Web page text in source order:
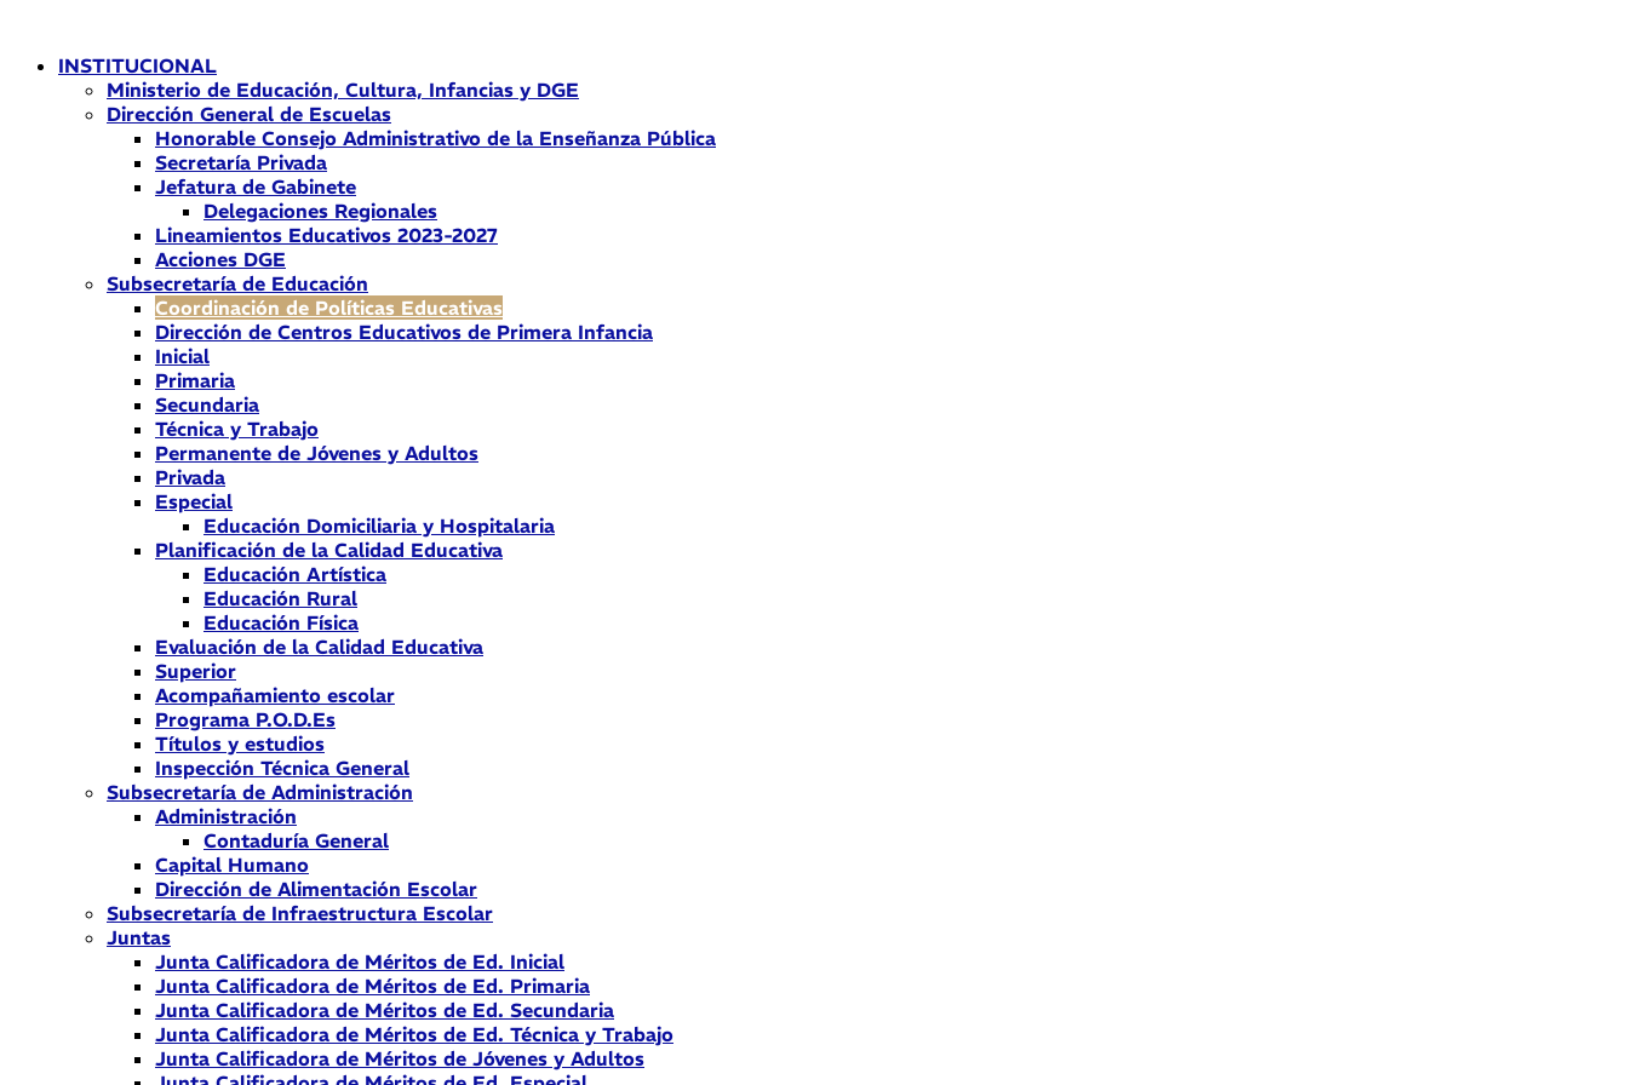
contenidoINSTITUCIONAL
Ministerio de Educación, Cultura, Infancias y DGE
Dirección General de Escuelas
Honorable Consejo Administrativo de la Enseñanza Pública
Secretaría Privada
Jefatura de Gabinete
Delegaciones Regionales
Lineamientos Educativos 2023-2027
Acciones DGE
Subsecretaría de Educación
Coordinación de Políticas Educativas
Dirección de Centros Educativos de Primera Infancia
Inicial
Primaria
Secundaria
Técnica y Trabajo
Permanente de Jóvenes y Adultos
Privada
Especial
Educación Domiciliaria y Hospitalaria
Planificación de la Calidad Educativa
Educación Artística
Educación Rural
Educación Física
Evaluación de la Calidad Educativa
Superior
Acompañamiento escolar
Programa P.O.D.Es
Títulos y estudios
Inspección Técnica General
Subsecretaría de Administración
Administración
Contaduría General
Capital Humano
Dirección de Alimentación Escolar
Subsecretaría de Infraestructura Escolar
Juntas
Junta Calificadora de Méritos de Ed. Inicial
Junta Calificadora de Méritos de Ed. Primaria
Junta Calificadora de Méritos de Ed. Secundaria
Junta Calificadora de Méritos de Ed. Técnica y Trabajo
Junta Calificadora de Méritos de Jóvenes y Adultos